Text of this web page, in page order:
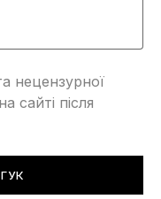
нецензурної
сайті після